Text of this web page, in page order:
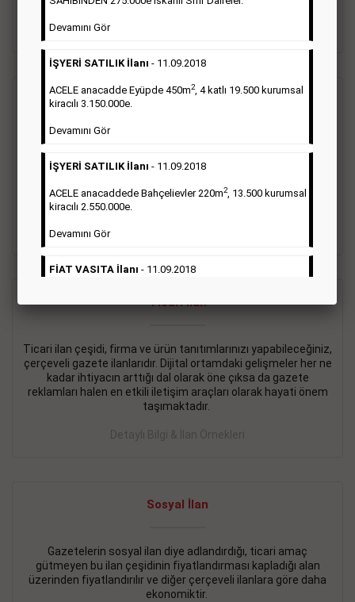
Detaylı Bilgi & İlan Örnekleri
Vasıta İlanı
Sarı sayfa ilanlar alım- satım, duyuru, mini reklam şeklinde
ifade edilebilen ilanlardır. Gazetelerin tirajını önemli ölçüde
etkilerler ve gazete gelirlerinin de önemli bir bölümünü
oluştururlar.Sabah sarı sayfa eleman ilanlarında 6 kelime
sayısı şartı aranmamaktadır.
Detaylı Bilgi & İlan Örnekleri
Ticari İlan
Ticari ilan çeşidi, firma ve ürün tanıtımlarınızı yapabileceğiniz,
çerçeveli gazete ilanlarıdır. Dijital ortamdaki gelişmeler her ne
kadar ihtiyacın arttığı dal olarak öne çıksa da gazete
reklamları halen en etkili iletişim araçları olarak hayati önem
taşımaktadır.
Detaylı Bilgi & İlan Örnekleri
Sosyal İlan
Gazetelerin sosyal ilan diye adlandırdığı, ticari amaç
gütmeyen bu ilan çeşidinin fiyatlandırması kapladığı alan
üzerinden fiyatlandırılır ve diğer çerçeveli ilanlara göre daha
ekonomiktir.
Devamını Gör
İŞYERİ SATILIK İlanı - 11.09.2018
ACELE anacadde Eyüpde 450m2, 4 katlı 19.500 kurumsal
kiracılı 3.150.000e.
Devamını Gör
İŞYERİ SATILIK İlanı - 11.09.2018
ACELE anacaddede Bahçelievler 220m2, 13.500 kurumsal
kiracılı 2.550.000e.
Devamını Gör
FİAT VASITA İlanı - 11.09.2018
2.800.000e kurumsal mağaza.
BAKIRKÖY SATILIK İlanı- 11.09.2018
KARTALTEPEde kelepir 2+ 1 satılık daire
İŞYERİ KİRALIK İlanı - 11.09.2018
BEYLİKDÜZÜ Kavaklıda 4 katlı bina